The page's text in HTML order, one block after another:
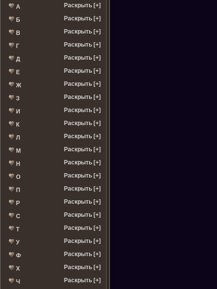
А Раскрыть [+]
Б Раскрыть [+]
В Раскрыть [+]
Г Раскрыть [+]
Д Раскрыть [+]
Е Раскрыть [+]
Ж Раскрыть [+]
З Раскрыть [+]
И Раскрыть [+]
К Раскрыть [+]
Л Раскрыть [+]
М Раскрыть [+]
Н Раскрыть [+]
О Раскрыть [+]
П Раскрыть [+]
Р Раскрыть [+]
С Раскрыть [+]
Т Раскрыть [+]
У Раскрыть [+]
Ф Раскрыть [+]
Х Раскрыть [+]
Ч Раскрыть [+]